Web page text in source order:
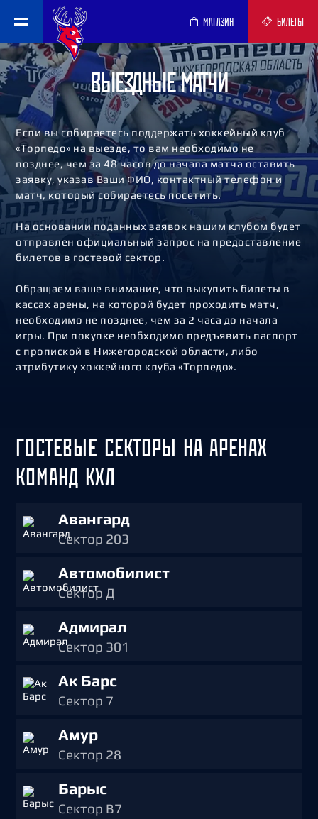
МАГАЗИН БИЛЕТЫ
ВЫЕЗДНЫЕ МАТЧИ
Если вы собираетесь поддержать хоккейный клуб
«Торпедо» на выезде, то вам необходимо не
позднее, чем за 48 часов до начала матча оставить
заявку, указав Ваши ФИО, контактный телефон и
матч, который собираетесь посетить.
На основании поданных заявок нашим клубом будет
отправлен официальный запрос на предоставление
билетов в гостевой сектор.
Обращаем ваше внимание, что выкупить билеты в
кассах арены, на которой будет проходить матч,
необходимо не позднее, чем за 2 часа до начала
игры. При покупке необходимо предъявить паспорт
с пропиской в Нижегородской области, либо
атрибутику хоккейного клуба «Торпедо».
ГОСТЕВЫЕ СЕКТОРЫ НА АРЕНАХ
КОМАНД КХЛ
Авангард
Сектор 203
Автомобилист
Сектор Д
Адмирал
Сектор 301
Ак Барс
Сектор 7
Амур
Сектор 28
Барыс
Сектор B7